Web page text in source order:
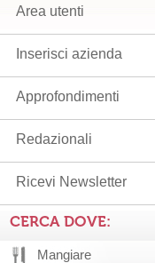
Area utenti
Inserisci azienda
Approfondimenti
Redazionali
Ricevi Newsletter
CERCA DOVE:
Mangiare